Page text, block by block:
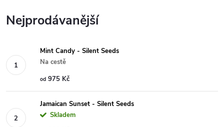
Nejprodávanější
Mint Candy - Silent Seeds
Na cestě
od 975 Kč
Jamaican Sunset - Silent Seeds
Skladem